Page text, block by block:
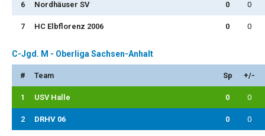
6 Nordhäuser SV 0 0
7 HC Elbflorenz 2006 0 0
C-Jgd. M - Oberliga Sachsen-Anhalt
# Team Sp +/-
1 USV Halle 0 0
2 DRHV 06 0 0